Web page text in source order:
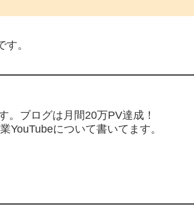
。
。ブログは月間20万PV達成！
YouTubeについて書いてます。